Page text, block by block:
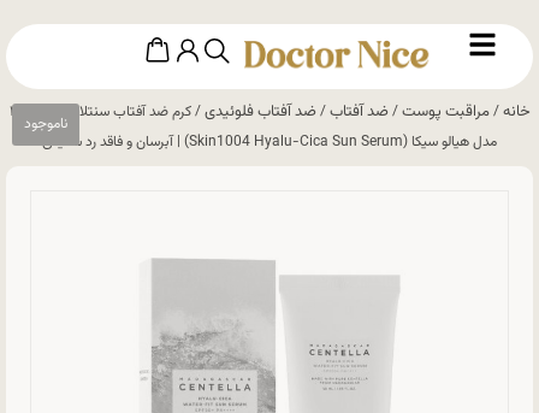
خانه/مراقبت پوست/ضد آفتاب/ضد آفتاب فلوئیدی
/ کرم ضد آفتاب سنتلا اسکین ۱۰۰۴
مدل هیالو سیکا (Skin1004 Hyalu-Cica Sun Serum) | آبرسان و فاقد رد سفیدی